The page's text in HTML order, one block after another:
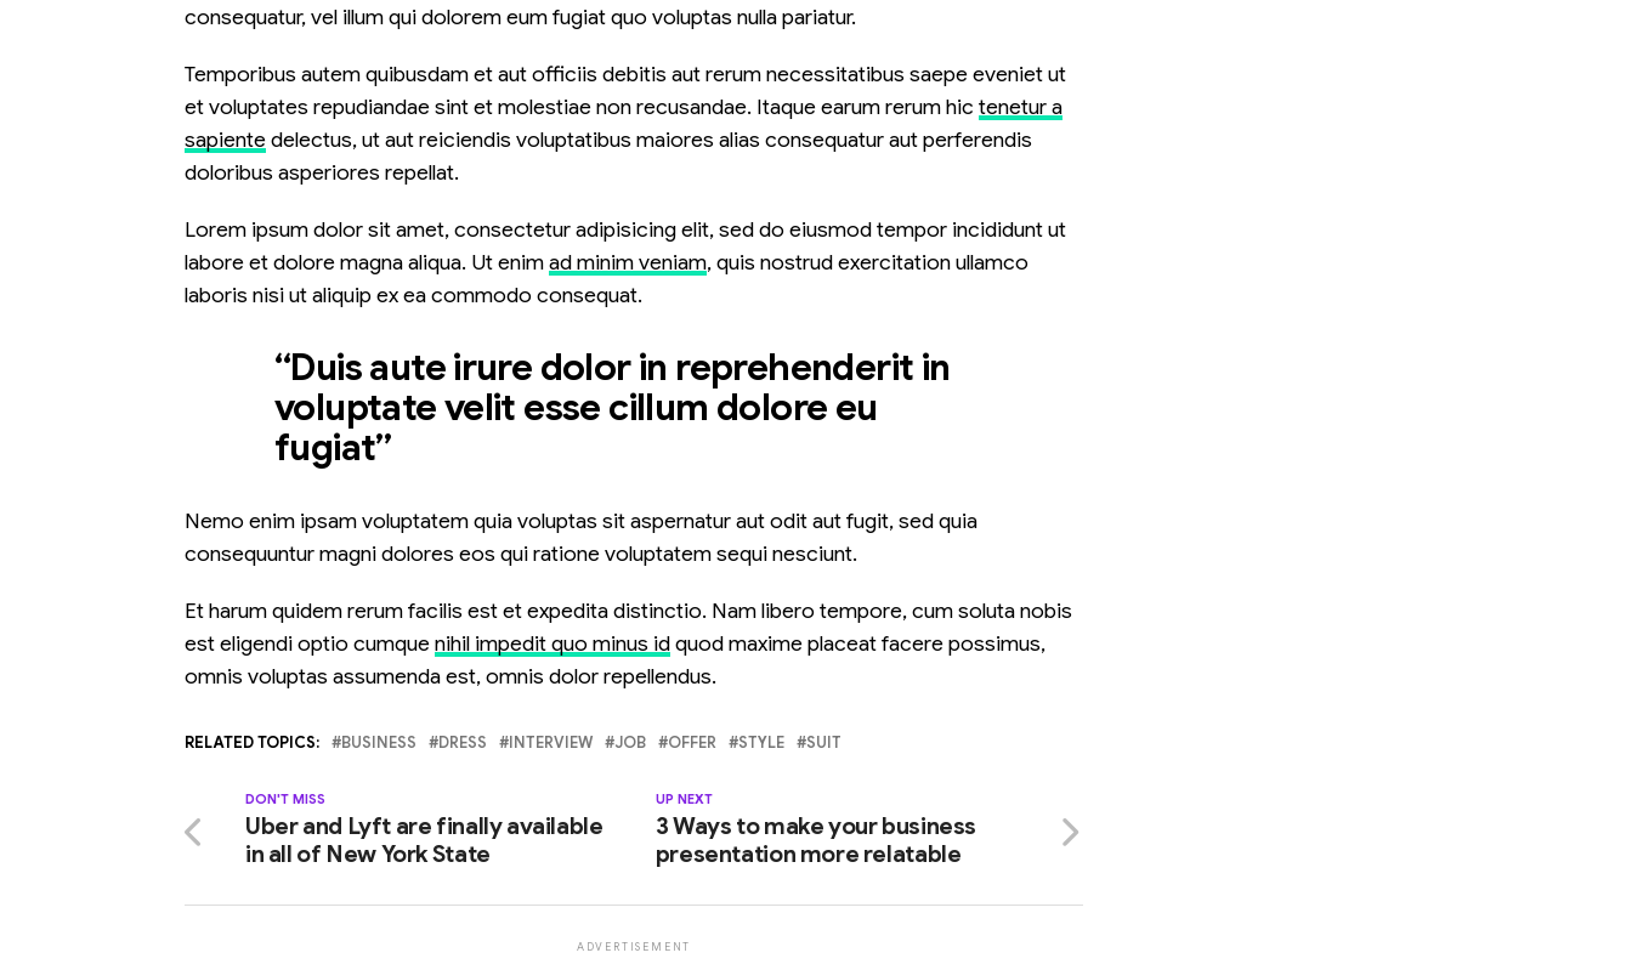
consequatur, vel illum qui dolorem eum fugiat quo voluptas nulla pariatur.
Temporibus autem quibusdam et aut officiis debitis aut rerum necessitatibus saepe eveniet ut
et voluptates repudiandae sint et molestiae non recusandae. Itaque earum rerum hic tenetur a
sapientedelectus, ut aut reiciendis voluptatibus maiores alias consequatur aut perferendis
doloribus asperiores repellat.
Lorem ipsum dolor sit amet, consectetur adipisicing elit, sed do eiusmod tempor incididunt ut
labore et dolore magna aliqua. Ut enimad minim veniam, quis nostrud exercitation ullamco
laboris nisi ut aliquip ex ea commodo consequat.
“Duis aute irure dolor in reprehenderit in
voluptate velit esse cillum dolore eu
fugiat”
Nemo enim ipsam voluptatem quia voluptas sit aspernatur aut odit aut fugit, sed quia
consequuntur magni dolores eos qui ratione voluptatem sequi nesciunt.
Et harum quidem rerum facilis est et expedita distinctio. Nam libero tempore, cum soluta nobis
est eligendi optio cumquenihil impedit quo minus idquod maxime placeat facere possimus,
omnis voluptas assumenda est, omnis dolor repellendus.
RELATED TOPICS: BUSINESS DRESS INTERVIEW JOB OFFER STYLE SUIT
UP NEXT
3 Ways to make your business
presentation more relatable
DON'T MISS
Uber and Lyft are finally available
in all of New York State
ADVERTISEMENT